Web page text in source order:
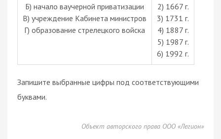
Б) начало ваучерной приватизации
В) учреждение Кабинета министров
Г) образование стрелецкого войска
2) 1667 г.
3) 1731 г.
4) 1887 г.
5) 1987 г.
6) 1992 г.
Запишите выбранные цифры под соответствующими
буквами.
Объект авторского права ООО «Легион»